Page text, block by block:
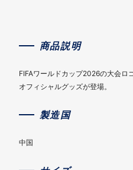
商品説明
FIFAワールドカップ2026の大会ロ
オフィシャルグッズが登場。
製造国
中国